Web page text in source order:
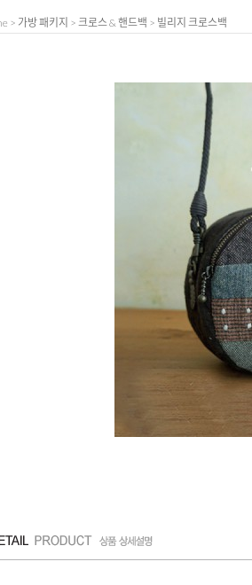
> 가방 패키지 > 크로스 & 핸드백 > 빌리지 크로스백